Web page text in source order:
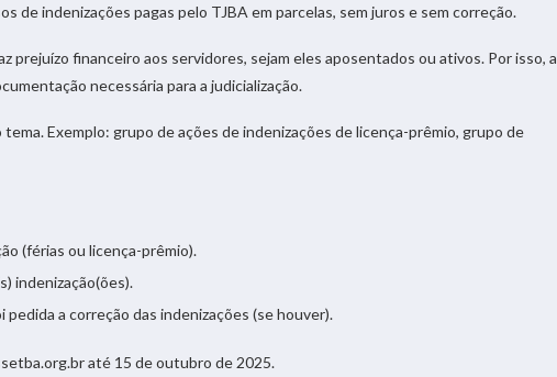
de indenizações pagas pelo TJBA em parcelas, sem juros e sem correção.
prejuízo financeiro aos servidores, sejam eles aposentados ou ativos. Por isso, a
necessária para a judicialização.
Exemplo: grupo de ações de indenizações de licença-prêmio, grupo de
(férias ou licença-prêmio).
indenização(ões).
a correção das indenizações (se houver).
até 15 de outubro de 2025.